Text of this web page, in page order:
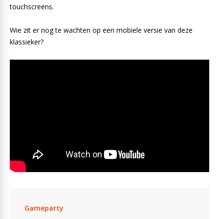
touchscreens.
Wie zit er nog te wachten op een mobiele versie van deze
klassieker?
Gameparty